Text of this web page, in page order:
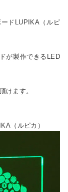
ドLUPIKA（ルピ
が製作できるLED
けます。
（ルピカ）